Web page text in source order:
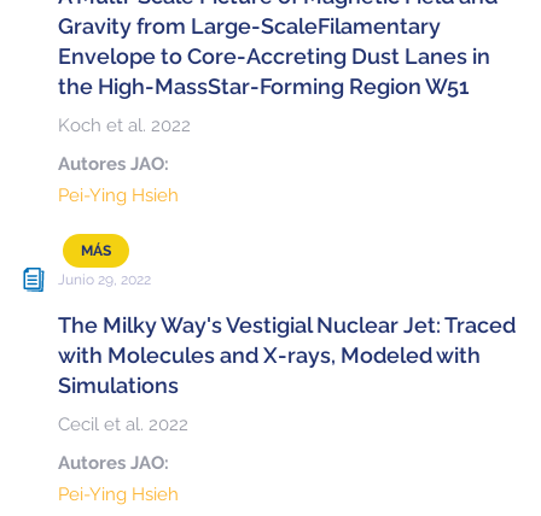
Programa
Slack de conferencia
Información para expositores
Grabaciones
Eventos
Personas
Expositores
SOC / LOC
Asistentes
Información de viaje / logística
Lugar y Alojamiento
Transporte
Registro
Noticias
Gravity from Large-ScaleFilamentary
Envelope to Core-Accreting Dust Lanes in
the High-MassStar-Forming Region W51
Koch et al. 2022
Autores JAO:
Pei-Ying Hsieh
MÁS
Junio 29, 2022
The Milky Way's Vestigial Nuclear Jet: Traced
with Molecules and X-rays, Modeled with
Simulations
Cecil et al. 2022
Autores JAO:
Pei-Ying Hsieh